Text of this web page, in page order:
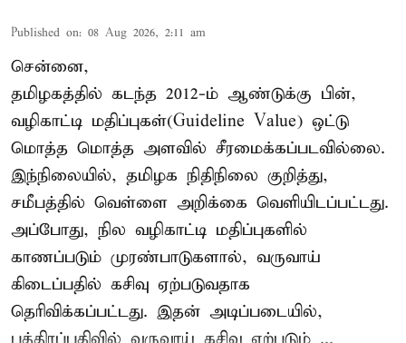
Published on: 08 Aug 2026, 2:11 am
சென்னை,
தமிழகத்தில் கடந்த 2012-ம் ஆண்டுக்கு பின்,
வழிகாட்டி மதிப்புகள்(Guideline Value) ஒட்டு
மொத்த மொத்த அளவில் சீரமைக்கப்படவில்லை.
இந்நிலையில், தமிழக நிதிநிலை குறித்து,
சமீபத்தில் வெள்ளை அறிக்கை வெளியிடப்பட்டது.
அப்போது, நில வழிகாட்டி மதிப்புகளில்
காணப்படும் முரண்பாடுகளால், வருவாய்
கிடைப்பதில் கசிவு ஏற்படுவதாக
தெரிவிக்கப்பட்டது. இதன் அடிப்படையில்,